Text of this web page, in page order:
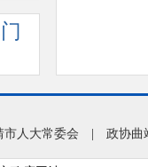
市人大常委会 政协曲